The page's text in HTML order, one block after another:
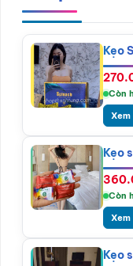
Kẹo
Còn
Xem
Kẹo
Còn
Xem
Kẹo